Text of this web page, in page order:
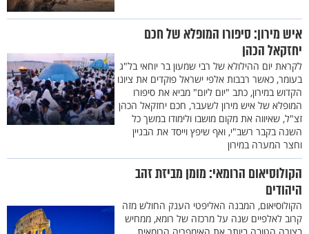
איש מירון: סיפורו המופלא של חכם
יחזקאל הכהן
לקראת יום ההילולא של רבי שמעון בר יוחאי בל"ג
בעומר, כאשר רבבות אלפי ישראל פוקדים את ציונו
הקדוש במירון, כתב "יום ליום" מביא את סיפורו
המופלא של איש מירון לשעבר, חכם יחזקאל הכהן
זצ"ל, שאיווה את מקום מושבו ולימודו במשך כל
השנה בקבר רשב"י, ואף שיפץ וייסד את הבניין
וחצר המערה במירון
הקולוסיאום הרומאי: מומן מביזת זהב
היהודים
הקולוסיאום, המבנה האליפטי הענק החולש מזה
קרוב לאלפיים שנה על מרכזה של רומא, ממחיש